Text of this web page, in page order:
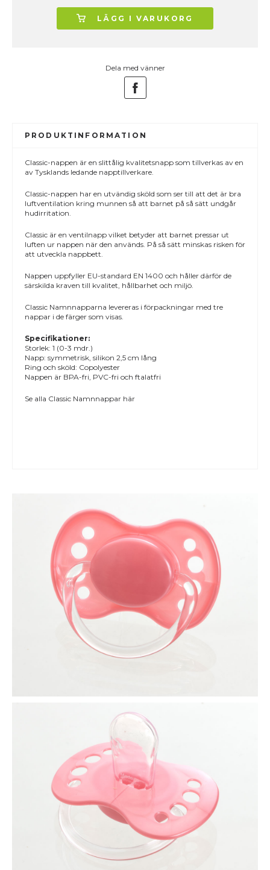
LÄGG I VARUKORG
Dela med vänner
PRODUKTINFORMATION
Classic-nappen är en slittålig kvalitetsnapp som tillverkas av en
av Tysklands ledande napptillverkare.
Classic-nappen har en utvändig sköld som ser till att det är bra
luftventilation kring munnen så att barnet på så sätt undgår
hudirritation.
Classic är en ventilnapp vilket betyder att barnet pressar ut
luften ur nappen när den används. På så sätt minskas risken för
att utveckla nappbett.
Nappen uppfyller EU-standard EN 1400 och håller därför de
särskilda kraven till kvalitet, hållbarhet och miljö.
Classic Namnnapparna levereras i förpackningar med tre
nappar i de färger som visas.
Specifikationer:
Storlek: 1 (0-3 mdr.)
Napp: symmetrisk, silikon 2,5 cm lång
Ring och sköld: Copolyester
Nappen är BPA-fri, PVC-fri och ftalatfri
Se alla Classic Namnnappar här